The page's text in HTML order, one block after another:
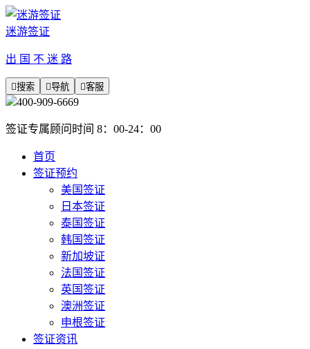
迷游签证
出 国 不 迷 路
搜索 导航 客服
400-909-6669
签证专属顾问时间 8：00-24：00
首页
签证预约
美国签证
日本签证
泰国签证
韩国签证
新加坡证
法国签证
英国签证
澳洲签证
申根签证
签证资讯